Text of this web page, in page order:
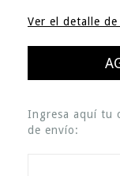
Ver el detalle
Ingresa aquí tu
de envío: